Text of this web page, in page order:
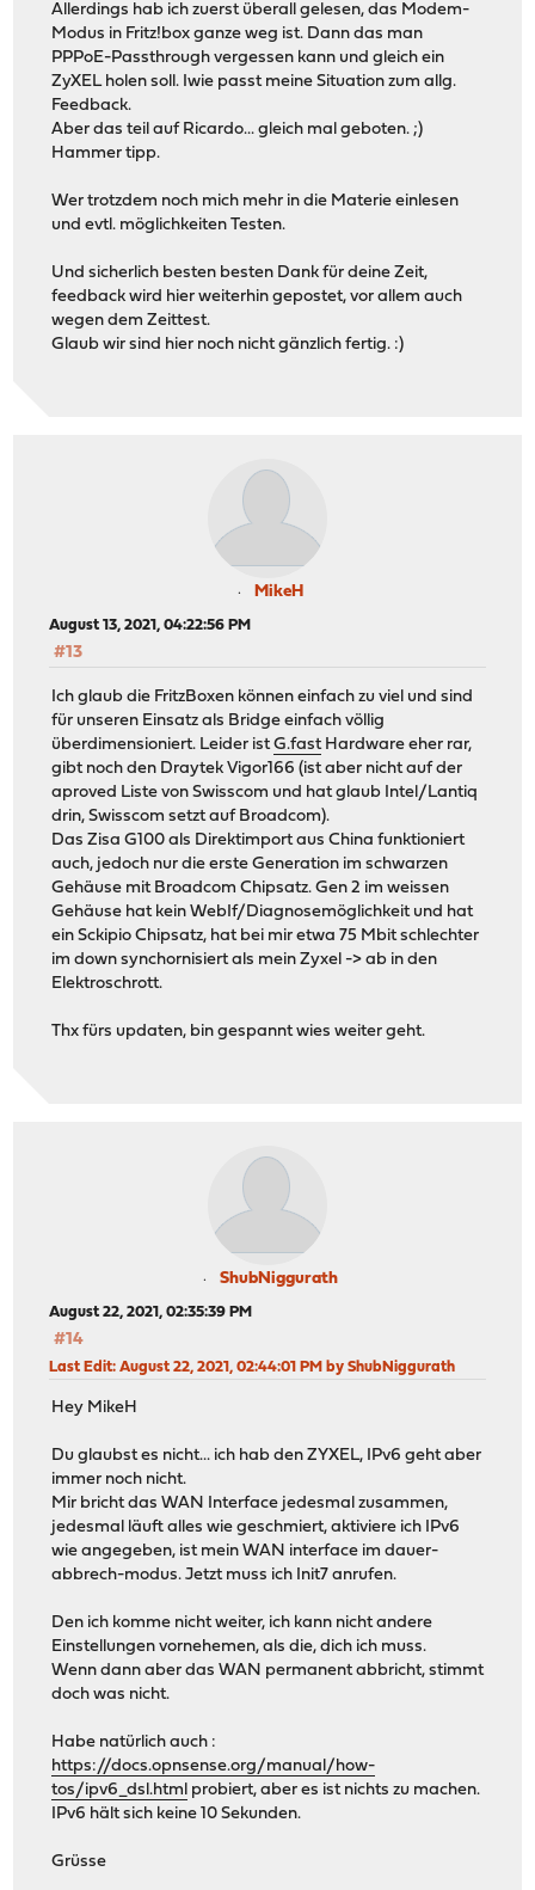
Allerdings hab ich zuerst überall gelesen, das Modem-
Modus in Fritz!box ganze weg ist. Dann das man
PPPoE-Passthrough vergessen kann und gleich ein
ZyXEL holen soll. Iwie passt meine Situation zum allg.
Feedback.
Aber das teil auf Ricardo... gleich mal geboten. ;)
Hammer tipp.
Wer trotzdem noch mich mehr in die Materie einlesen
und evtl. möglichkeiten Testen.
Und sicherlich besten besten Dank für deine Zeit,
feedback wird hier weiterhin gepostet, vor allem auch
wegen dem Zeittest.
Glaub wir sind hier noch nicht gänzlich fertig. :)
MikeH
August 13, 2021, 04:22:56 PM
#13
Ich glaub die FritzBoxen können einfach zu viel und sind
für unseren Einsatz als Bridge einfach völlig
überdimensioniert. Leider istG.fastHardware eher rar,
gibt noch den Draytek Vigor166 (ist aber nicht auf der
aproved Liste von Swisscom und hat glaub Intel/Lantiq
drin, Swisscom setzt auf Broadcom).
Das Zisa G100 als Direktimport aus China funktioniert
auch, jedoch nur die erste Generation im schwarzen
Gehäuse mit Broadcom Chipsatz. Gen 2 im weissen
Gehäuse hat kein WebIf/Diagnosemöglichkeit und hat
ein Sckipio Chipsatz, hat bei mir etwa 75 Mbit schlechter
im down synchornisiert als mein Zyxel -> ab in den
Elektroschrott.
Thx fürs updaten, bin gespannt wies weiter geht.
ShubNiggurath
August 22, 2021, 02:35:39 PM
#14
Last Edit: August 22, 2021, 02:44:01 PM by ShubNiggurath
Hey MikeH
Du glaubst es nicht... ich hab den ZYXEL, IPv6 geht aber
immer noch nicht.
Mir bricht das WAN Interface jedesmal zusammen,
jedesmal läuft alles wie geschmiert, aktiviere ich IPv6
wie angegeben, ist mein WAN interface im dauer-
abbrech-modus. Jetzt muss ich Init7 anrufen.
Den ich komme nicht weiter, ich kann nicht andere
Einstellungen vornehemen, als die, dich ich muss.
Wenn dann aber das WAN permanent abbricht, stimmt
doch was nicht.
Habe natürlich auch :
https://docs.opnsense.org/manual/how-
tos/ipv6_dsl.html probiert, aber es ist nichts zu machen.
IPv6 hält sich keine 10 Sekunden.
Grüsse